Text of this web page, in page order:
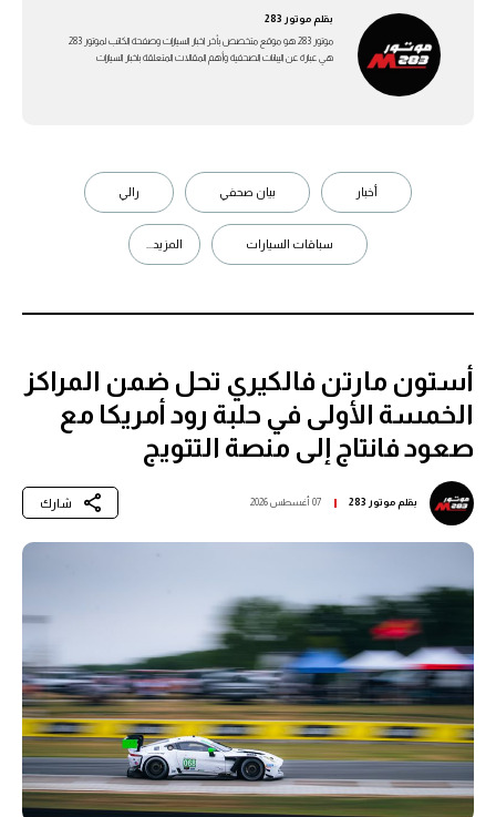
بقلمموتور 283
موتور 283 هو موقع متخصص بأخر اخبار السيارات وصفحة الكاتب لموتور 283
هي عبارة عن اليبانات الصحفية وأهم المقالات المتعلقة باخبار السيارات
أخبار بيان صحفي رالي
سباقات السيارات المزيد...
أستون مارتن فالكيري تحل ضمن المراكز
الخمسة الأولى في حلبة رود أمريكا مع
صعود فانتاج إلى منصة التتويج
بقلمموتور 283 07 أغسطس 2026 شارك